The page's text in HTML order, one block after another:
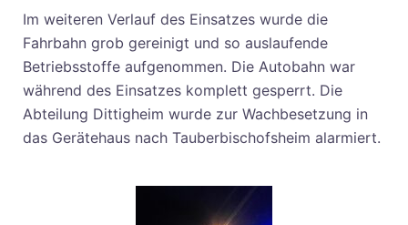
Im weiteren Verlauf des Einsatzes wurde die
Fahrbahn grob gereinigt und so auslaufende
Betriebsstoffe aufgenommen. Die Autobahn war
während des Einsatzes komplett gesperrt. Die
Abteilung Dittigheim wurde zur Wachbesetzung in
das Gerätehaus nach Tauberbischofsheim alarmiert.